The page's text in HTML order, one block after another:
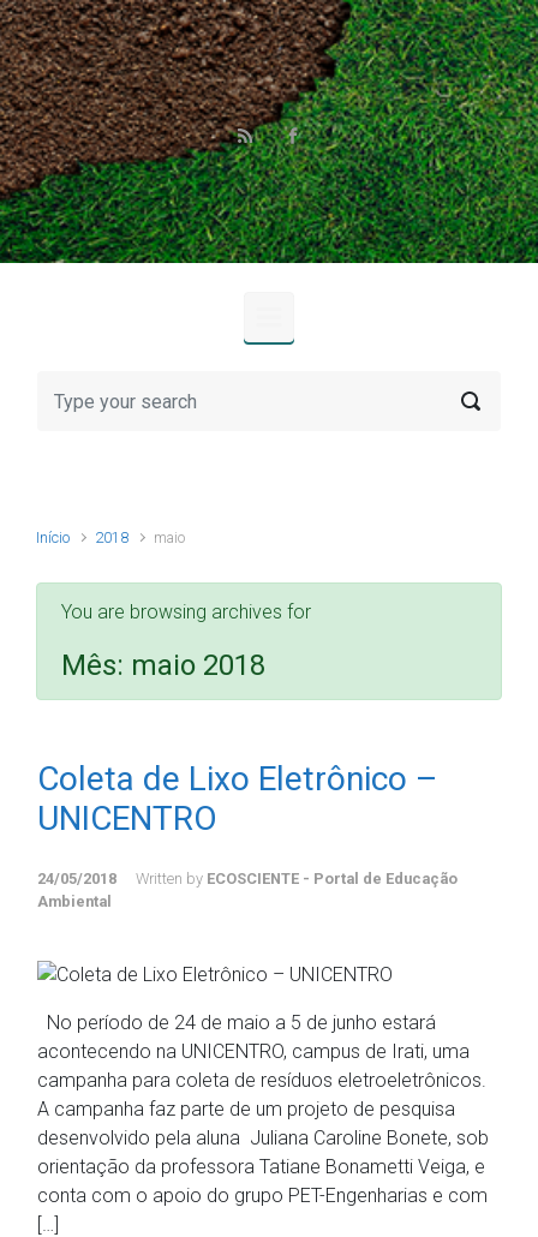
Skip to main content
Início 2018 maio
You are browsing archives for
Mês: maio 2018
Coleta de Lixo Eletrônico –
UNICENTRO
24/05/2018 Written by ECOSCIENTE - Portal de Educação
Ambiental
No período de 24 de maio a 5 de junho estará
acontecendo na UNICENTRO, campus de Irati, uma
campanha para coleta de resíduos eletroeletrônicos.
A campanha faz parte de um projeto de pesquisa
desenvolvido pela aluna Juliana Caroline Bonete, sob
orientação da professora Tatiane Bonametti Veiga, e
conta com o apoio do grupo PET-Engenharias e com
[…]